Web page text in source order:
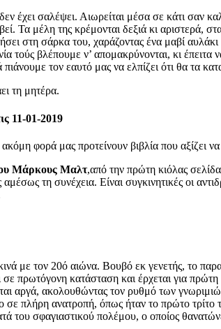
έχει σαλέψει. Αιωρείται μέσα σε κάτι σαν
Τα μέλη της κρέμονται δεξιά κι αριστερά,
στη σάρκα του, χαράζοντας ένα μαβί
τούς βλέπουμε ν’ απομακρύνονται, κι έπειτα
τον εαυτό μας να ελπίζει ότι θα τα
τη μητέρα.
11-01-2019
ακόμη φορά μας προτείνουν βιβλία που
Μάρκους Μαλτ,από την πρώτη κιόλας
αμέσως τη συνέχεια. Είναι συγκινητικές οι
με τον 20ό αιώνα. Βουβό εκ γενετής, το
σε πρωτόγονη κατάσταση και έρχεται για
αργά, ακολουθώντας τον ρυθμό των
σε πλήρη ανατροπή, όπως ήταν το πρώτο
του σφαγιαστικού πολέμου, ο οποίος